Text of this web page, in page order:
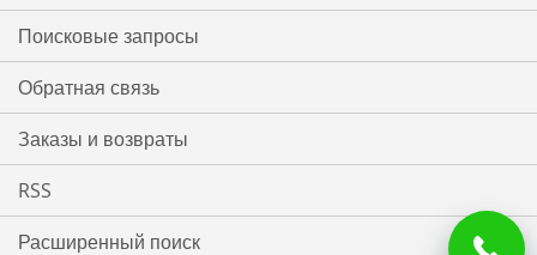
Поисковые запросы
Обратная связь
Заказы и возвраты
RSS
Расширенный поиск